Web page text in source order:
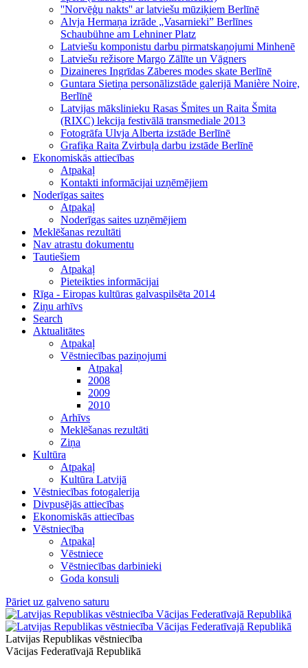
''Norvēģu nakts'' ar latviešu mūziķiem Berlīnē
Alvja Hermaņa izrāde „Vasarnieki” Berlīnes
Schaubühne am Lehniner Platz
Latviešu komponistu darbu pirmatskaņojumi Minhenē
Latviešu režisore Margo Zālīte un Vāgners
Dizaineres Ingrīdas Zāberes modes skate Berlīnē
Guntara Sietiņa personālizstāde galerijā Manière Noire,
Berlīnē
Latvijas mākslinieku Rasas Šmites un Raita Šmita
(RIXC) lekcija festivālā transmediale 2013
Fotogrāfa Ulvja Alberta izstāde Berlīnē
Grafiķa Raita Zvirbuļa darbu izstāde Berlīnē
Ekonomiskās attiecības
Atpakaļ
Kontakti informācijai uzņēmējiem
Noderīgas saites
Atpakaļ
Noderīgas saites uzņēmējiem
Meklēšanas rezultāti
Nav atrastu dokumentu
Tautiešiem
Atpakaļ
Pieteikties informācijai
Rīga - Eiropas kultūras galvaspilsēta 2014
Ziņu arhīvs
Search
Aktualitātes
Atpakaļ
Vēstniecības paziņojumi
Atpakaļ
2008
2009
2010
Arhīvs
Meklēšanas rezultāti
Ziņa
Kultūra
Atpakaļ
Kultūra Latvijā
Vēstniecības fotogalerija
Divpusējās attiecības
Ekonomiskās attiecības
Vēstniecība
Atpakaļ
Vēstniece
Vēstniecības darbinieki
Goda konsuli
Pāriet uz galveno saturu
Latvijas Republikas vēstniecība
Vācijas Federatīvajā Republikā